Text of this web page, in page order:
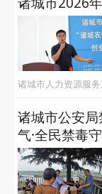
诸城市公安
气·全民禁毒